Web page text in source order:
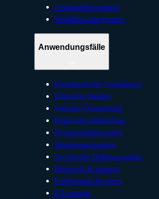
Leistungsbewertung
Workflow-Integration
Anwendungsfälle
Regulatorische Compliance
Klinische Studien
Website-Übersetzung
Regionales Marketing
Produkteinführungen
Markenkampagnen
Technische Dokumentation
Helpdesk & Support
Professional Services
E-Learning